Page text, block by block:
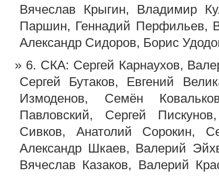
Вячеслав Крыгин, Владимир
Паршин, Геннадий Перфильев,
Александр Сидоров, Борис
6. СКА: Сергей Карнаухов,
Сергей Бутаков, Евгений
Измоденов, Семён
Павловский, Сергей
Сивков, Анатолий Сорокин,
Александр Шкаев, Валерий
Вячеслав Казаков, Валерий